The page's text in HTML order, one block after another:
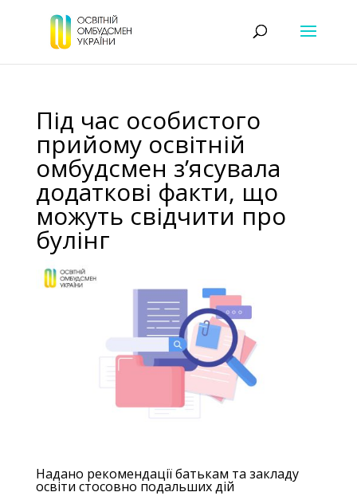
Під час особистого
прийому освітній
омбудсмен з’ясувала
додаткові факти, що
можуть свідчити про
булінг
Надано рекомендації батькам та закладу
освіти стосовно подальших дій